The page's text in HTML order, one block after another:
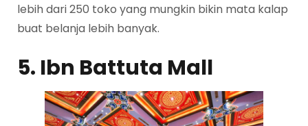
lebih dari 250 toko yang mungkin bikin mata kalap
buat belanja lebih banyak.
5. Ibn Battuta Mall